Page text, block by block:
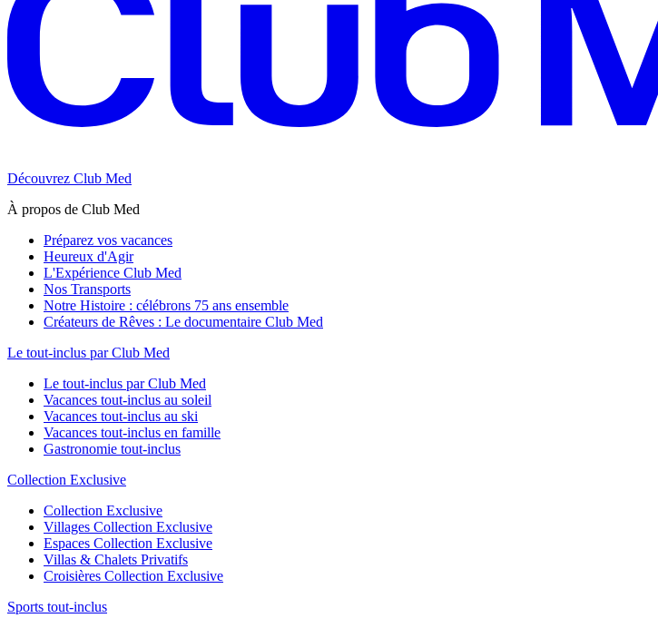
Découvrez Club Med
À propos de Club Med
Préparez vos vacances
Heureux d'Agir
L'Expérience Club Med
Nos Transports
Notre Histoire : célébrons 75 ans ensemble
Créateurs de Rêves : Le documentaire Club Med
Le tout-inclus par Club Med
Le tout-inclus par Club Med
Vacances tout-inclus au soleil
Vacances tout-inclus au ski
Vacances tout-inclus en famille
Gastronomie tout-inclus
Collection Exclusive
Collection Exclusive
Villages Collection Exclusive
Espaces Collection Exclusive
Villas & Chalets Privatifs
Croisières Collection Exclusive
Sports tout-inclus